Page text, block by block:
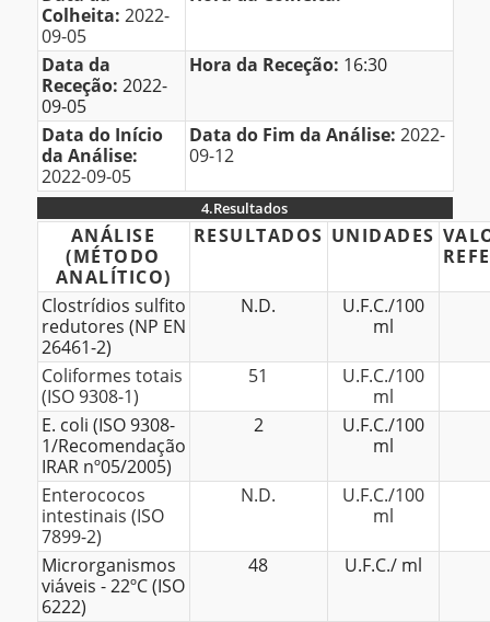
Colheita: 2022-
09-05
Data da
Receção: 2022-
09-05
Hora da Receção: 16:30
Data do Início
da Análise:
2022-09-05
Data do Fim da Análise: 2022-
09-12
4.Resultados
4.Resultados
ANÁLISE
(MÉTODO
ANALÍTICO)
RESULTADOS UNIDADES
Clostrídios sulfito
redutores (NP EN
26461-2)
N.D.
U.F.C./100
ml
Coliformes totais
(ISO 9308-1)
51
U.F.C./100
ml
E. coli (ISO 9308-
1/Recomendação
IRAR nº05/2005)
2
U.F.C./100
ml
Enterococos
intestinais (ISO
7899-2)
N.D.
U.F.C./100
ml
Microrganismos
viáveis - 22ºC (ISO
6222)
48 U.F.C./ ml